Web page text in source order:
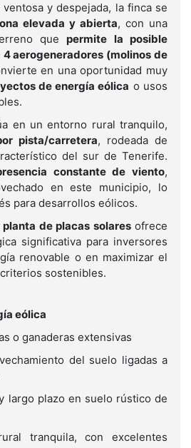
y despejada, la finca se
elevada y abierta, con una
que permite la posible
aerogeneradores (molinos de
en una oportunidad muy
de energía eólica o usos
en un entorno rural tranquilo,
pista/carretera, rodeada de
del sur de Tenerife.
constante de viento,
en este municipio, lo
para desarrollos eólicos.
planta de placas solaresofrece
significativa para inversores
renovable o en maximizar el
sostenibles.
eólica
o ganaderas extensivas
del suelo ligadas a
largo plazo en suelo rústico de
tranquila, con excelentes